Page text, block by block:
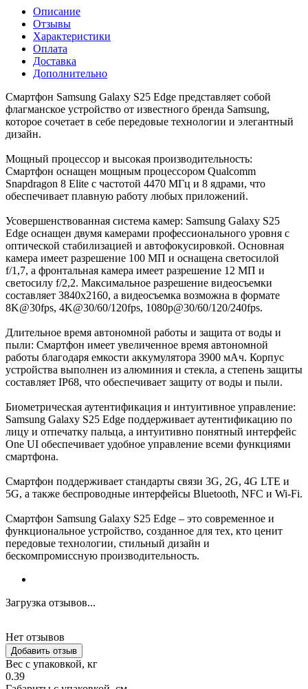
Описание
Отзывы
Характеристики
Оплата
Доставка
Дополнительно
Смартфон Samsung Galaxy S25 Edge представляет собой
флагманское устройство от известного бренда Samsung,
которое сочетает в себе передовые технологии и элегантный
дизайн.
Мощный процессор и высокая производительность:
Смартфон оснащен мощным процессором Qualcomm
Snapdragon 8 Elite с частотой 4470 МГц и 8 ядрами, что
обеспечивает плавную работу любых приложений.
Усовершенствованная система камер: Samsung Galaxy S25
Edge оснащен двумя камерами профессионального уровня с
оптической стабилизацией и автофокусировкой. Основная
камера имеет разрешение 100 МП и оснащена светосилой
f/1,7, а фронтальная камера имеет разрешение 12 МП и
светосилу f/2,2. Максимальное разрешение видеосъемки
составляет 3840x2160, а видеосъемка возможна в формате
8K@30fps, 4K@30/60/120fps, 1080p@30/60/120/240fps.
Длительное время автономной работы и защита от воды и
пыли: Смартфон имеет увеличенное время автономной
работы благодаря емкости аккумулятора 3900 мАч. Корпус
устройства выполнен из алюминия и стекла, а степень защиты
составляет IP68, что обеспечивает защиту от воды и пыли.
Биометрическая аутентификация и интуитивное управление:
Samsung Galaxy S25 Edge поддерживает аутентификацию по
лицу и отпечатку пальца, а интуитивно понятный интерфейс
One UI обеспечивает удобное управление всеми функциями
смартфона.
Смартфон поддерживает стандарты связи 3G, 2G, 4G LTE и
5G, а также беспроводные интерфейсы Bluetooth, NFC и Wi-Fi.
Смартфон Samsung Galaxy S25 Edge – это современное и
функциональное устройство, созданное для тех, кто ценит
передовые технологии, стильный дизайн и
бескомпромиссную производительность.
Загрузка отзывов...
Нет отзывов
Добавить отзыв
Вес с упаковкой, кг
0.39